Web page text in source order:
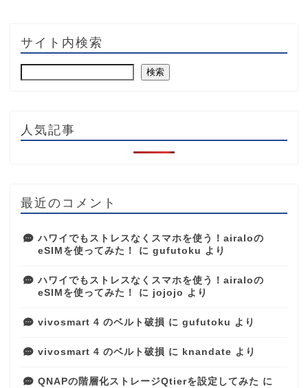
サイト内検索
検索
人気記事
最近のコメント
ハワイでもストレスなくスマホを使う！airaloの
eSIMを使ってみた！
に gufutoku より
ハワイでもストレスなくスマホを使う！airaloの
eSIMを使ってみた！
に jojojo より
vivosmart 4 のベルト破損 に gufutoku より
vivosmart 4 のベルト破損 に knandate より
QNAPの階層化ストレージQtierを設定してみた に